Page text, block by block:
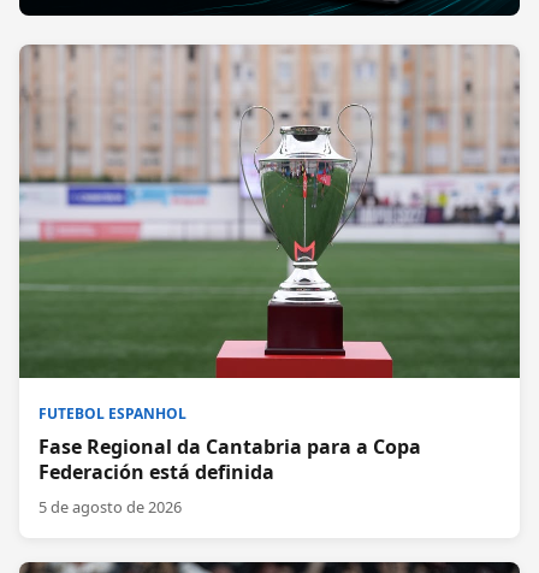
FUTEBOL ESPANHOL
Fase Regional da Cantabria para a Copa
Federación está definida
5 de agosto de 2026